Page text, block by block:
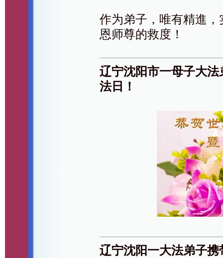
作为弟子，唯有精進
恩师尊的救度！
辽宁沈阳市一母子大
法日！
辽宁沈阳一大法弟子